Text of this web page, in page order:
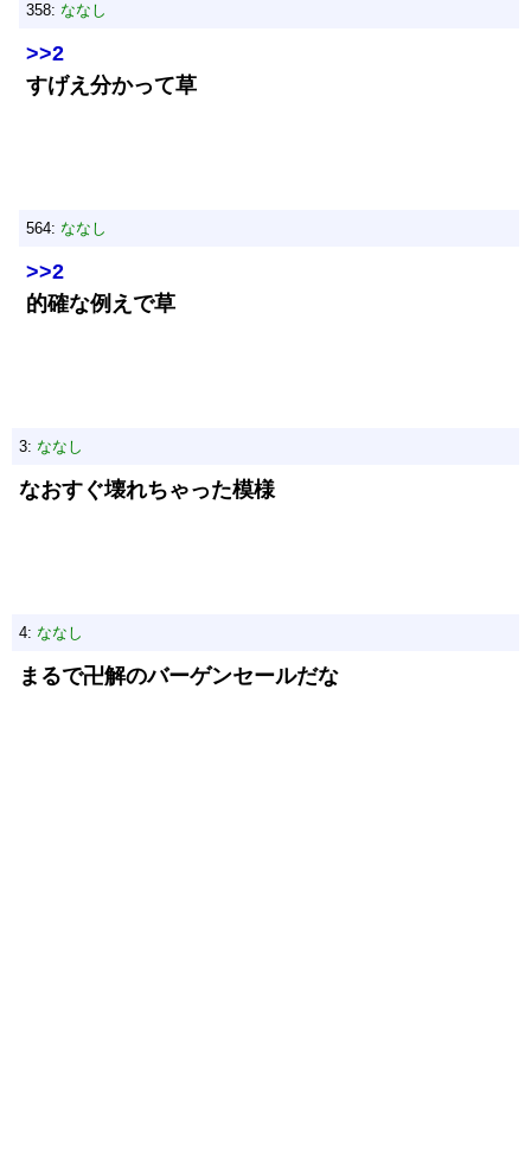
358: ななし
>>2
すげえ分かって草
564: ななし
>>2
的確な例えで草
3: ななし
なおすぐ壊れちゃった模様
4: ななし
まるで卍解のバーゲンセールだな